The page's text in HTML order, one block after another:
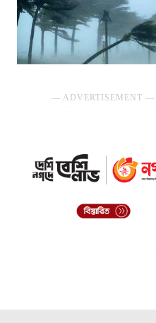
― ADVERTISEMENT ―